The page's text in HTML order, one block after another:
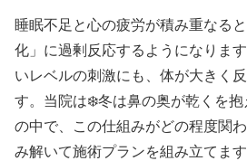
睡眠不足と心の疲労が積み重なる
化」に過剰反応するようになりま
いレベルの刺激にも、体が大きく
す。当院は❄️冬は鼻の奥が乾くを
の中で、この仕組みがどの程度関
み解いて施術プランを組み立てま